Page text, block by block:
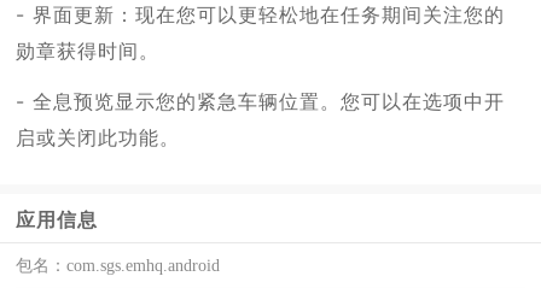
- 界面更新：现在您可以更轻松地在任务期间关注您的
勋章获得时间。
- 全息预览显示您的紧急车辆位置。您可以在选项中开
启或关闭此功能。
应用信息
包名：com.sgs.emhq.android